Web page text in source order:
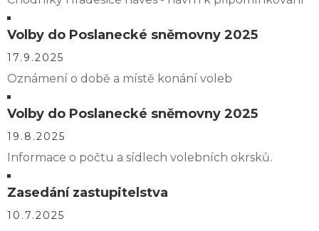
Volby do Poslanecké sněmovny 2025
17.9.2025
Oznámení o době a místě konání voleb
Volby do Poslanecké sněmovny 2025
19.8.2025
Informace o počtu a sídlech volebních okrsků.
Zasedání zastupitelstva
10.7.2025